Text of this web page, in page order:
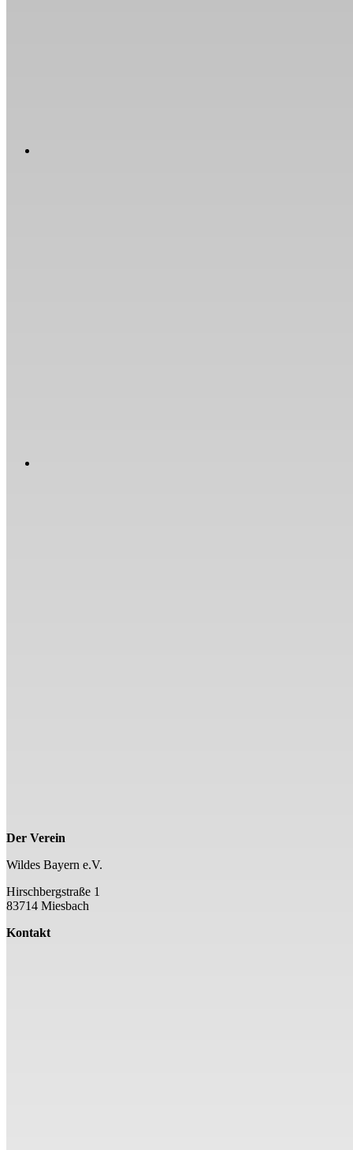
Der Verein
Wildes Bayern e.V.
Hirschbergstraße 1
83714 Miesbach
Kontakt